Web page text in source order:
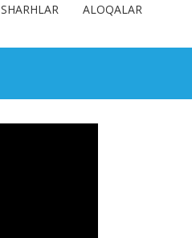
SHARHLAR ALOQALAR